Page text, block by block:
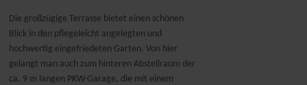
Die großzügige Terrasse bietet einen schönen
Blick in den pflegeleicht angelegten und
hochwertig eingefriedeten Garten. Von hier
gelangt man auch zum hinteren Abstellraum der
ca. 9 m langen PKW-Garage, die mit einem